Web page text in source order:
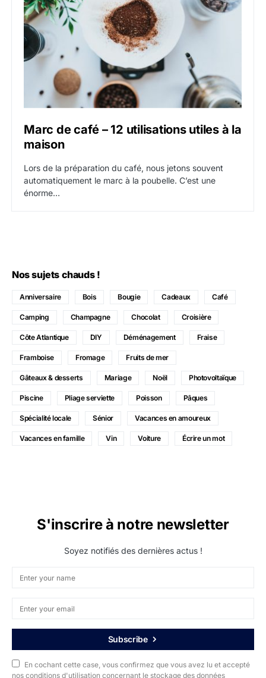
Marc de café – 12 utilisations utiles à la
maison
Lors de la préparation du café, nous jetons souvent
automatiquement le marc à la poubelle. C’est une
énorme…
Nos sujets chauds !
Anniversaire Bois Bougie Cadeaux Café
Camping Champagne Chocolat Croisière
Côte Atlantique DIY Déménagement Fraise
Framboise Fromage Fruits de mer
Gâteaux & desserts Mariage Noël Photovoltaïque
Piscine Pliage serviette Poisson Pâques
Spécialité locale Sénior Vacances en amoureux
Vacances en famille Vin Voiture Écrire un mot
S'inscrire à notre newsletter
Soyez notifiés des dernières actus !
Subscribe
En cochant cette case, vous confirmez que vous avez lu et accepté
nos conditions d'utilisation concernant le stockage des données